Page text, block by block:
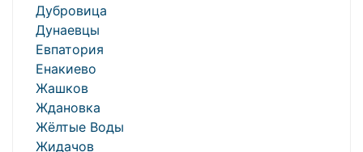
Дубровица
Дунаевцы
Евпатория
Енакиево
Жашков
Ждановка
Жёлтые Воды
Жидачов